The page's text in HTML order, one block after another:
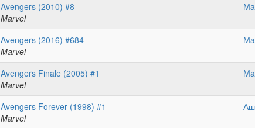
Avengers (2010) #8
Marvel
Avengers (2016) #684
Marvel
Avengers Finale (2005) #1
Marvel
Avengers Forever (1998) #1
Marvel